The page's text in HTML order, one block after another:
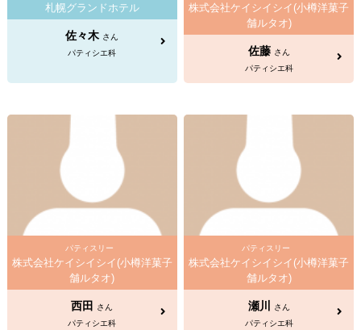
札幌グランドホテル
佐々木 さん
パティシエ科
株式会社ケイシイシイ(小樽洋菓子
舗ルタオ)
佐藤 さん
パティシエ科
パティスリー
株式会社ケイシイシイ(小樽洋菓子
舗ルタオ)
西田
さん
パティシエ科
パティスリー
株式会社ケイシイシイ(小樽洋菓子
舗ルタオ)
瀬川
さん
パティシエ科